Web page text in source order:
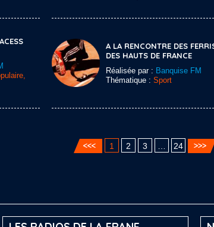
A LA RENCONTRE DES
DES HAUTS DE FRANCE
Réalisée par : Banquise FM
Thématique : Sport
1 2 3 24